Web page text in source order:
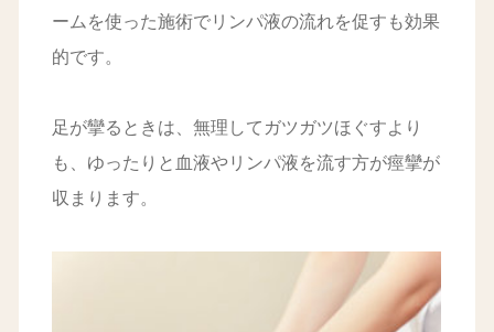
ームを使った施術でリンパ液の流れを促すも効果
的です。
足が攣るときは、無理してガツガツほぐすより
も、ゆったりと血液やリンパ液を流す方が痙攣が
収まります。